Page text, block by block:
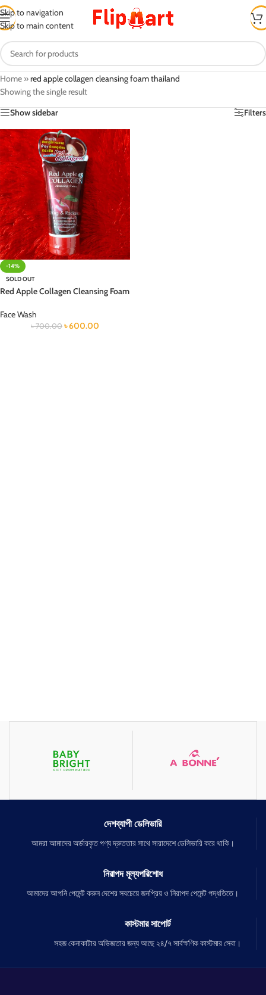
Skip to navigation
Skip to main content
Home »red apple collagen cleansing foam thailand
Showing the single result
Show sidebar
Filters
-14%
SOLD OUT
Red Apple Collagen Cleansing Foam
Face Wash
৳700.00 ৳600.00
দেশব্যাপী ডেলিভারি
আমরা আমাদের অর্ডারকৃত পণ্য দ্রুততার সাথে সারাদেশে ডেলিভারি করে থাকি।
নিরাপদ মূল্যপরিশোধ
আমাদের আপনি পেমেন্ট করুন দেশের সবচেয়ে জনপ্রিয় ও নিরাপদ পেমেন্ট পদ্ধতিতে।
কাস্টমার সাপোর্ট
সহজ কেনাকাটার অভিজ্ঞতার জন্য আছে ২৪/৭ সার্বক্ষণিক কাস্টমার সেবা।